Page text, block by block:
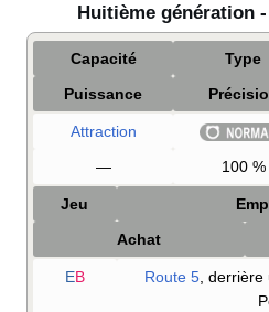
Huitième génération -
Capacité Type
Puissance
Attraction
—
100 %
Jeu
Achat
EB Route 5 ,